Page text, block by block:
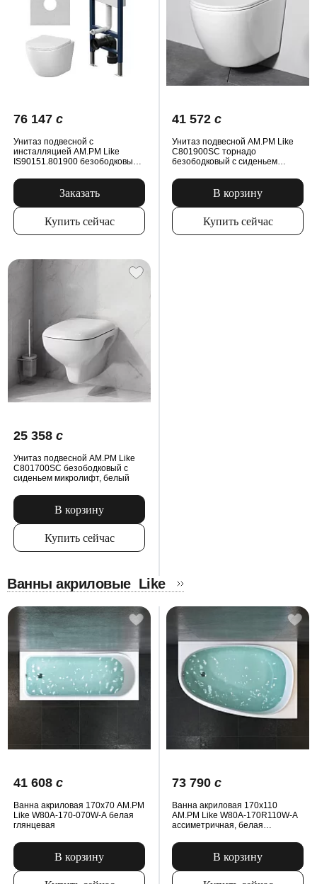
76 147 c
Унитаз подвесной с
инсталляцией AM.PM Like
IS90151.801900 безободковый,
клавишей, белый
Заказать
Купить сейчас
41 572 c
Унитаз подвесной AM.PM Like
C801900SC торнадо
безободковый с сиденьем
В корзину
Купить сейчас
25 358 c
Унитаз подвесной AM.PM Like
C801700SC безободковый с
сиденьем микролифт, белый
В корзину
Купить сейчас
Ванны акриловые Like
41 608 c
Ванна акриловая 170x70 AM.PM
Like W80A-170-070W-A белая
глянцевая
В корзину
73 790 c
Ванна акриловая 170x110
AM.PM Like W80A-170R110W-A
ассиметричная, белая
В корзину